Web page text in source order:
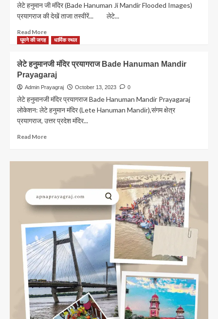
लेटे हनुमान जी मंदिर (Bade Hanuman Ji Mandir Flooded Images)
प्रयागराज की देखें ताजा तस्वीरें... लेटे...
Read MoreRead
more
लेटे
हनुमान
जी
मंदिर
प्रयागराज
देखें
ताजा
घूमने की जगह धार्मिक स्थल
लेटे हनुमानजी मंदिर प्रयागराज Bade Hanuman Mandir
Prayagaraj
Admin Prayagraj October 13, 2023 0
लेटे हनुमानजी मंदिर प्रयागराज Bade Hanuman Mandir Prayagaraj
लोकेशन: लेटे हनुमान मंदिर (Lete Hanuman Mandir),संगम क्षेत्र
प्रयागराज, उत्तर प्रदेश मंदिर...
Read MoreRead
लेटे
प्रयागराज
Bade
Hanuman
Prayagaraj